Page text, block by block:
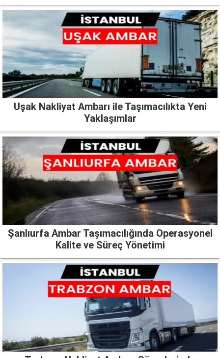
Uşak Nakliyat Ambarı ile Taşımacılıkta Yeni
Yaklaşımlar
Şanlıurfa Ambar Taşımacılığında Operasyonel
Kalite ve Süreç Yönetimi